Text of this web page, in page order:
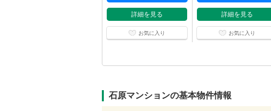
詳細を見る
お気に入り
詳細を見る
お気に入り
石原マンションの基本物件情報